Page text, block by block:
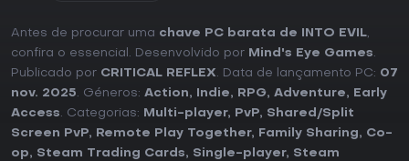
Antes de procurar uma chave PC barata de INTO EVIL,
confira o essencial. Desenvolvido por Mind's Eye Games.
Publicado por CRITICAL REFLEX. Data de lançamento PC: 07
nov. 2025. Géneros: Action, Indie, RPG, Adventure,
Early
Access. Categorias: Multi-player, PvP, Shared/Split
Screen PvP, Remote Play Together, Family Sharing, Co-
op, Steam Trading Cards, Single-player, Steam